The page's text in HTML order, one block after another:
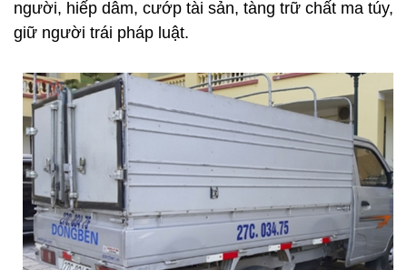
người, hiếp dâm, cướp tài sản, tàng trữ chất ma túy,
giữ người trái pháp luật.